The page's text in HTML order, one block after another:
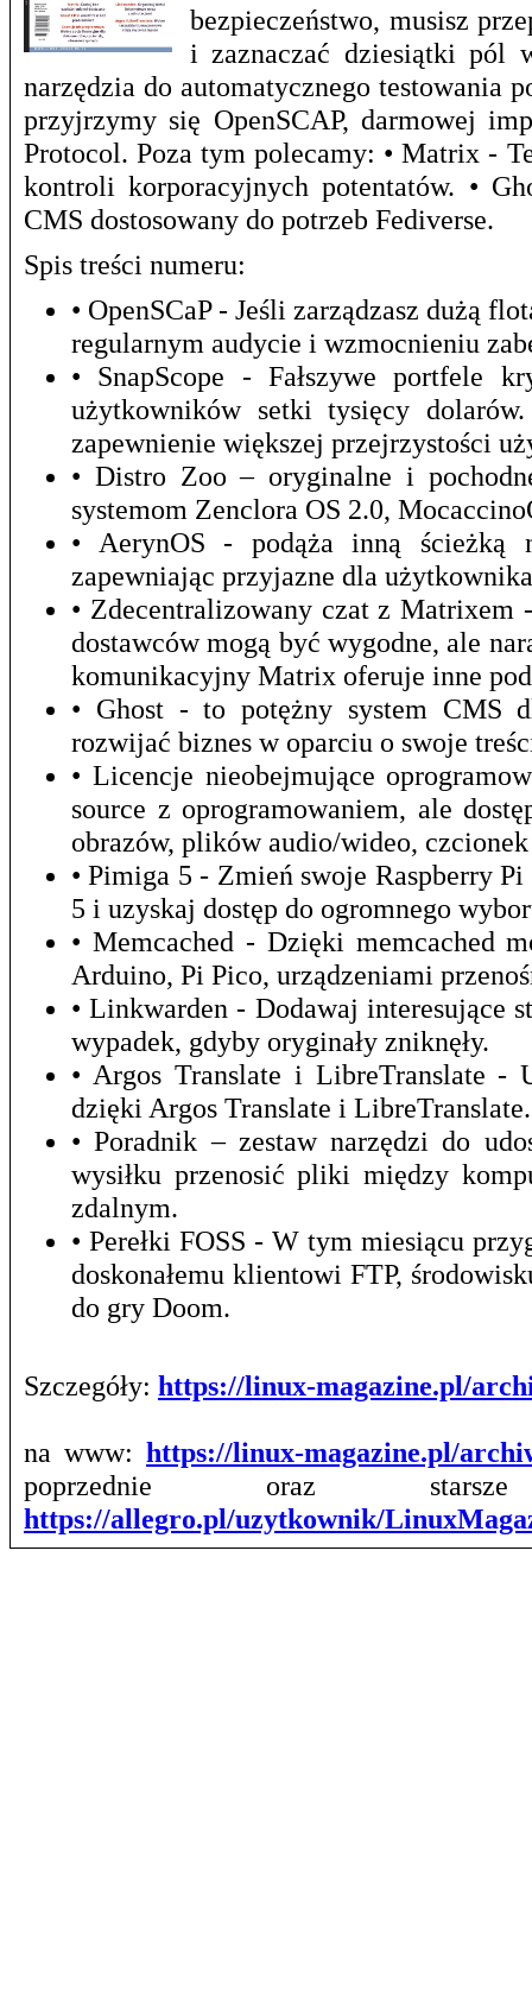
bezpieczeństwo, musisz
i zaznaczać dziesiątki pól
narzędzia do automatycznego testowania
przyjrzymy się OpenSCAP, darmowej
Protocol. Poza tym polecamy: • Matrix -
kontroli korporacyjnych potentatów. •
CMS dostosowany do potrzeb Fediverse.
Spis treści numeru:
• OpenSCaP - Jeśli zarządzasz dużą
regularnym audycie i wzmocnieniu
• SnapScope - Fałszywe portfele
użytkowników setki tysięcy
zapewnienie większej przejrzystości
• Distro Zoo – oryginalne i
systemom Zenclora OS 2.0,
• AerynOS - podąża inną ścieżką
zapewniając przyjazne dla
• Zdecentralizowany czat z
dostawców mogą być wygodne, ale
komunikacyjny Matrix oferuje inne
• Ghost - to potężny system CMS
rozwijać biznes w oparciu o swoje
• Licencje nieobejmujące
source z oprogramowaniem, ale
obrazów, plików audio/wideo,
• Pimiga 5 - Zmień swoje Raspberry
5 i uzyskaj dostęp do ogromnego
• Memcached - Dzięki memcached
Arduino, Pi Pico, urządzeniami
• Linkwarden - Dodawaj interesujące
wypadek, gdyby oryginały zniknęły.
• Argos Translate i LibreTranslate -
dzięki Argos Translate i LibreTranslate.
• Poradnik – zestaw narzędzi do
wysiłku przenosić pliki między
zdalnym.
• Perełki FOSS - W tym miesiącu
doskonałemu klientowi FTP,
do gry Doom.
Szczegóły: https://linux-magazine.pl/
na www: https://linux-magazine.pl/
poprzednie oraz
https://allegro.pl/uzytkownik/